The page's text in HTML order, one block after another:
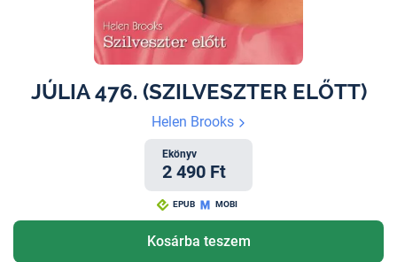
JÚLIA 476. (SZILVESZTER ELŐTT)
Helen Brooks
Ekönyv
2 490 Ft
EPUB MOBI
Kosárba teszem